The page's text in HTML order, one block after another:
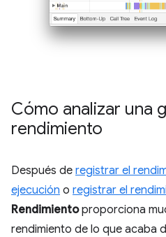
Cómo analizar una
rendimiento
Después de registrar el
ejecución o registrar el
Rendimientoproporciona
rendimiento de lo que acaba